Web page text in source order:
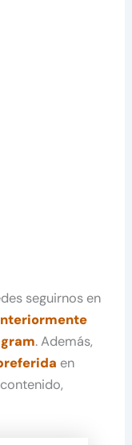
seguirnos en
. Además,
en